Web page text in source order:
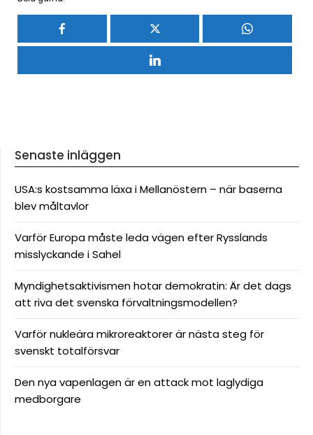
Senaste inläggen
USA:s kostsamma läxa i Mellanöstern – när baserna
blev måltavlor
Varför Europa måste leda vägen efter Rysslands
misslyckande i Sahel
Myndighetsaktivismen hotar demokratin: Är det dags
att riva det svenska förvaltningsmodellen?
Varför nukleära mikroreaktorer är nästa steg för
svenskt totalförsvar
Den nya vapenlagen är en attack mot laglydiga
medborgare